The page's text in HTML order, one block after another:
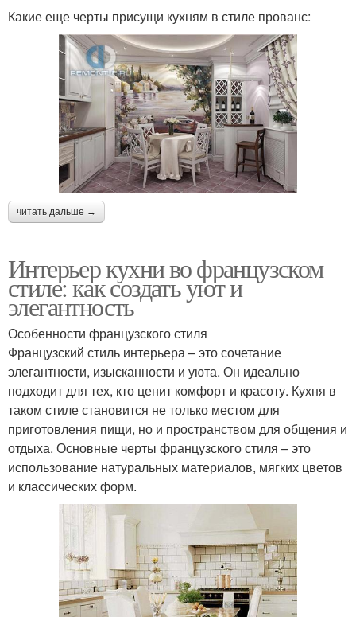
Какие еще черты присущи кухням в стиле прованс:
читать дальше →
Интерьер кухни во французском
стиле: как создать уют и
элегантность
Особенности французского стиля
Французский стиль интерьера – это сочетание
элегантности, изысканности и уюта. Он идеально
подходит для тех, кто ценит комфорт и красоту. Кухня в
таком стиле становится не только местом для
приготовления пищи, но и пространством для общения и
отдыха. Основные черты французского стиля – это
использование натуральных материалов, мягких цветов
и классических форм.